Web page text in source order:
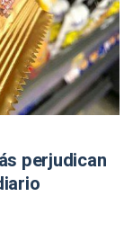
perjudican